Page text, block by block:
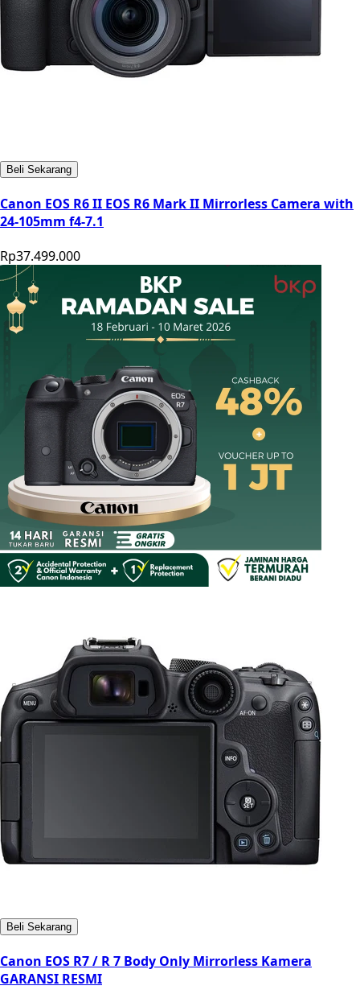
Beli Sekarang
Canon EOS R6 II EOS R6 Mark II Mirrorless Camera with
24-105mm f4-7.1
Rp37.499.000
Beli Sekarang
Canon EOS R7 / R 7 Body Only Mirrorless Kamera
GARANSI RESMI